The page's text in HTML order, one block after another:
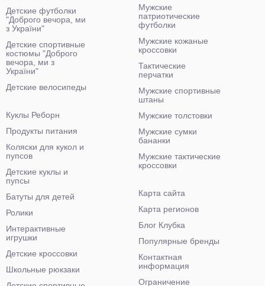
Детские футболки
"Доброго вечора, ми
з України"
Детские спортивные
костюмы "Доброго
вечора, ми з
України"
Детские велосипеды
Мужские
патриотические
футболки
Мужские кожаные
кроссовки
Тактические
перчатки
Мужские спортивные
штаны
Мужские толстовки
Мужские сумки
бананки
Мужские тактические
кроссовки
Куклы Реборн
Продукты питания
Коляски для кукол и
пупсов
Детские куклы и
пупсы
Батуты для детей
Ролики
Интерактивные
игрушки
Детские кроссовки
Школьные рюкзаки
Карта сайта
Карта регионов
Блог Клубка
Популярные бренды
Контактная
информация
Ограничение